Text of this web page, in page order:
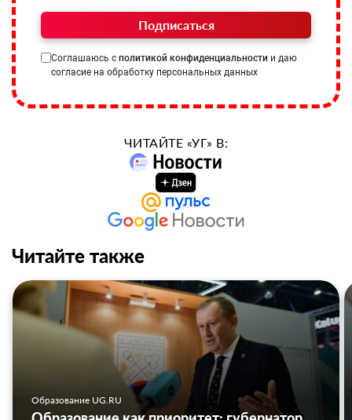
Подписаться
Соглашаюсь с политикой конфиденциальности и даю
согласие на обработку персональных данных
ЧИТАЙТЕ «УГ» В:
Читайте также
Образование UG.RU